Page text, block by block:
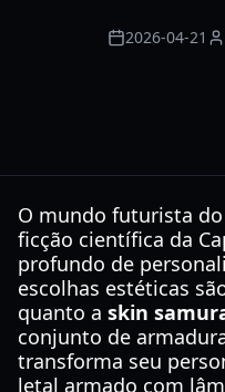
2026-04-21
O mundo futurista
ficção científica da
profundo de
escolhas estéticas
quanto a skin
conjunto de
transforma seu
letal armado com